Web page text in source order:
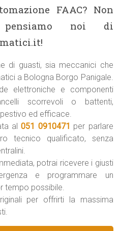
FAAC? Non
pensiamo noi di
di guasti, sia meccanici che
a Bologna Borgo Panigale.
elettroniche e componenti
scorrevoli o battenti,
ed efficace.
al051 0910471 per parlare
tecnico qualificato, senza
potrai ricevere i giusti
e programmare un
tempo possibile.
per offrirti la massima